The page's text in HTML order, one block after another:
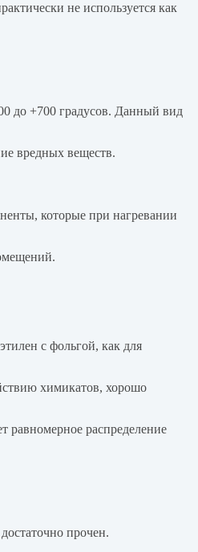
не используется как
до +700 градусов. Данный вид
вредных веществ.
которые при нагревании
с фольгой, как для
химикатов, хорошо
равномерное распределение
прочен.